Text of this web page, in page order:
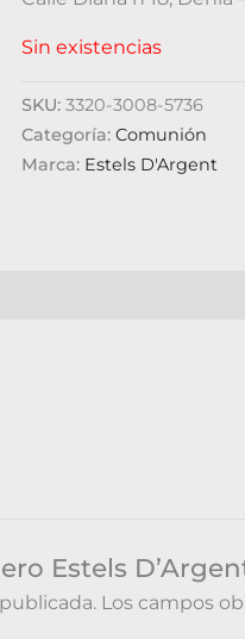
Sin existencias
SKU:3320-3008-5736
Categoría:Comunión
Marca: Estels D'Argent
Estels
Los campos